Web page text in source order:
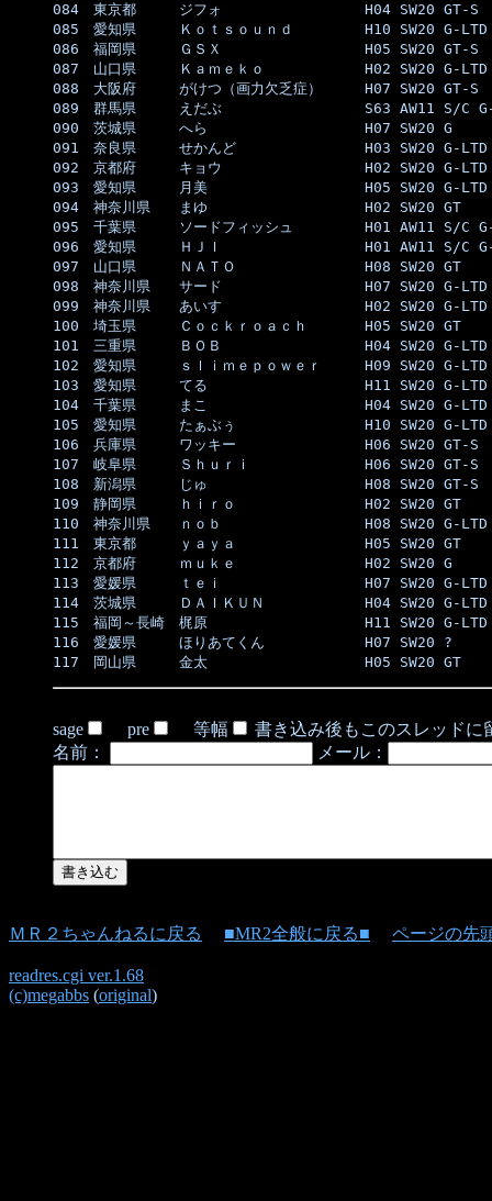
084　東京都　　　ジフォ　　　　　　　　　　H04 SW20
085　愛知県　　　Ｋｏｔｓｏｕｎｄ　　　　　H10 SW20
086　福岡県　　　ＧＳＸ　　　　　　　　　　H05 SW20
087　山口県　　　Ｋａｍｅｋｏ　　　　　　　H02 SW20
088　大阪府　　　がけつ（画力欠乏症）　　　H07 SW20
089　群馬県　　　えだぶ　　　　　　　　　　S63 AW11 S/C
090　茨城県　　　へら　　　　　　　　　　　H07
091　奈良県　　　せかんど　　　　　　　　　H03 SW20
092　京都府　　　キョウ　　　　　　　　　　H02 SW20
093　愛知県　　　月美　　　　　　　　　　　H05 SW20
094　神奈川県　　まゆ　　　　　　　　　　　H02
095　千葉県　　　ソードフィッシュ　　　　　H01 AW11 S/C
096　愛知県　　　ＨＪＩ　　　　　　　　　　H01 AW11 S/C
097　山口県　　　ＮＡＴＯ　　　　　　　　　H08
098　神奈川県　　サード　　　　　　　　　　H07 SW20
099　神奈川県　　あいす　　　　　　　　　　H02 SW20
100　埼玉県　　　Ｃｏｃｋｒｏａｃｈ　　　　H05
101　三重県　　　ＢＯＢ　　　　　　　　　　H04 SW20
102　愛知県　　　ｓｌｉｍｅｐｏｗｅｒ　　　H09 SW20
103　愛知県　　　てる　　　　　　　　　　　H11 SW20
104　千葉県　　　まこ　　　　　　　　　　　H04 SW20
105　愛知県　　　たぁぶぅ　　　　　　　　　H10 SW20
106　兵庫県　　　ワッキー　　　　　　　　　H06 SW20
107　岐阜県　　　Ｓｈｕｒｉ　　　　　　　　H06 SW20
108　新潟県　　　じゅ　　　　　　　　　　　H08 SW20
109　静岡県　　　ｈｉｒｏ　　　　　　　　　H02
110　神奈川県　　ｎｏｂ　　　　　　　　　　H08 SW20
111　東京都　　　ｙａｙａ　　　　　　　　　H05
112　京都府　　　ｍｕｋｅ　　　　　　　　　H02
113　愛媛県　　　ｔｅｉ　　　　　　　　　　H07 SW20
114　茨城県　　　ＤＡＩＫＵＮ　　　　　　　H04 SW20
115　福岡～長崎　梶原　　　　　　　　　　　H11 SW20
116　愛媛県　　　ほりあてくん　　　　　　　H07
117　岡山県　　　金太　　　　　　　　　　　H05
sage pre 等幅
書き込み後もこのスレッドに
名前：
メール：
ＭＲ２ちゃんねるに戻る ■MR2全般に戻る■ ページの先
readres.cgi ver.1.68
(c)megabbs (original)